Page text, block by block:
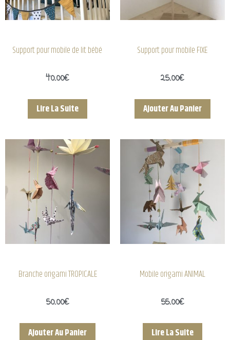
Support pour mobile de lit bébé
40.00€
Lire La Suite
Support pour mobile FIXE
25.00€
Ajouter Au Panier
Branche origami TROPICALE
50.00€
Ajouter Au Panier
Mobile origami ANIMAL
55.00€
Lire La Suite